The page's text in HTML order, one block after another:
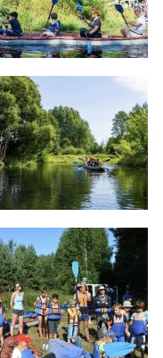
Увеличить
Увеличить